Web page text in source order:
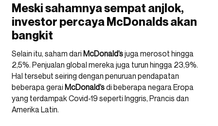
Meski sahamnya sempat anjlok,
investor percaya McDonalds akan
bangkit
Selain itu, saham dari McDonald’sjuga merosot hingga
2,5%. Penjualan global mereka juga turun hingga 23,9%.
Hal tersebut seiring dengan penuruan pendapatan
beberapa gerai McDonald’sdi beberapa negara Eropa
yang terdampak Covid-19 seperti Inggris, Prancis dan
Amerika Latin.